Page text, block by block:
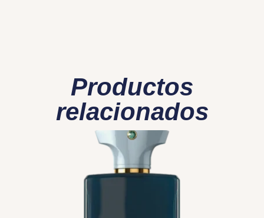
Productos
relacionados